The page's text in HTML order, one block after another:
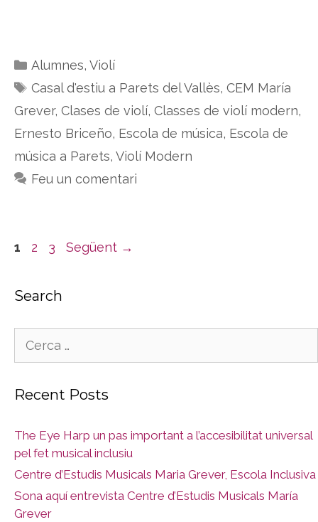
Categories
Alumnes, Violí
Etiquetes
Casal d'estiu a Parets del Vallès, CEM María
Grever, Clases de violí, Classes de violí modern,
Ernesto Briceño, Escola de música, Escola de
música a Parets, Violí Modern
Feu un comentari
Pàgina
1 Pàgina
2 Pàgina
3 Següent →
Search
Recent Posts
The Eye Harp un pas important a l’accesibilitat universal
pel fet musical inclusiu
Centre d’Estudis Musicals Maria Grever, Escola Inclusiva
Sona aquí entrevista Centre d’Estudis Musicals María
Grever